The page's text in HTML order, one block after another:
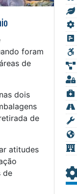
foram
de
dois
de
atitudes
de